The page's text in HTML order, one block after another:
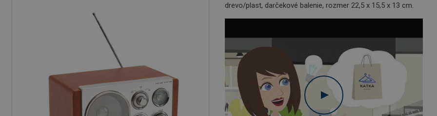
drevo/plast, darčekové balenie, rozmer 22,5 x 15,5 x 13 cm.